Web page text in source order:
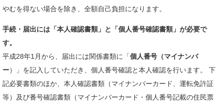
やむを得ない場合を除き、全額自己負担になります。
手続・届出には「本人確認書類」と「個人番号確認書類」が必要で
す。
平成28年1月から、届出には関係書類に「個人番号（マイナンバ
ー）」を記入していただき、個人番号確認と本人確認を行います。 下
記必要書類のほか、本人確認書類（マイナンバーカード、運転免許証
等）及び番号確認書類（マイナンバーカード・個人番号記載の住民票